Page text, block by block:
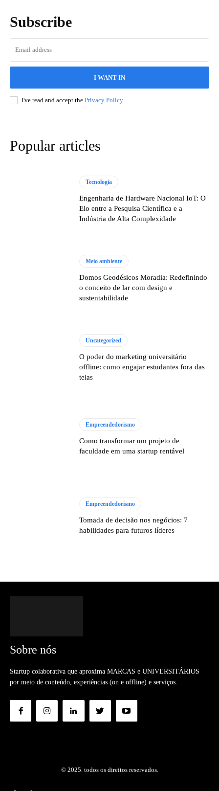
Subscribe
I WANT IN
I've read and accept the Privacy Policy.
Popular articles
Tecnologia
Engenharia de Hardware Nacional IoT: O
Elo entre a Pesquisa Científica e a
Indústria de Alta Complexidade
Meio ambiente
Domos Geodésicos Moradia: Redefinindo
o conceito de lar com design e
sustentabilidade
Uncategorized
O poder do marketing universitário
offline: como engajar estudantes fora das
telas
Empreendedorismo
Como transformar um projeto de
faculdade em uma startup rentável
Empreendedorismo
Tomada de decisão nos negócios: 7
habilidades para futuros líderes
Sobre nós
Startup colaborativa que aproxima MARCAS e UNIVERSITÁRIOS
por meio de conteúdo, experiências (on e offline) e serviços.
© 2025. todos os direitos reservados.